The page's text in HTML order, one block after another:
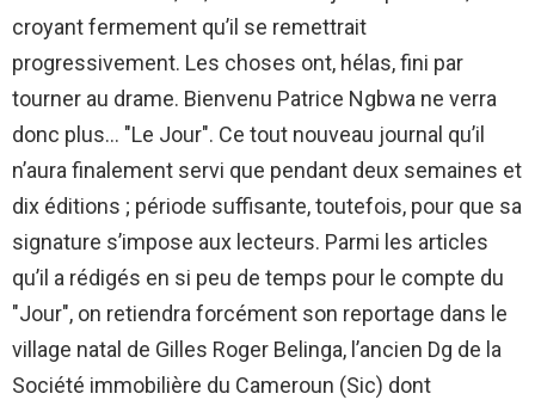
croyant fermement qu’il se remettrait
progressivement. Les choses ont, hélas, fini par
tourner au drame. Bienvenu Patrice Ngbwa ne verra
donc plus… "Le Jour". Ce tout nouveau journal qu’il
n’aura finalement servi que pendant deux semaines et
dix éditions ; période suffisante, toutefois, pour que sa
signature s’impose aux lecteurs. Parmi les articles
qu’il a rédigés en si peu de temps pour le compte du
"Jour", on retiendra forcément son reportage dans le
village natal de Gilles Roger Belinga, l’ancien Dg de la
Société immobilière du Cameroun (Sic) dont